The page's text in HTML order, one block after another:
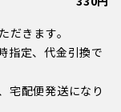
きます。
指定、代金引換で
宅配便発送になり